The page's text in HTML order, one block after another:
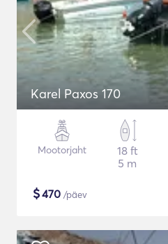
Karel Paxos 170
Mootorjaht
18 ft
5 m
$470 /päev